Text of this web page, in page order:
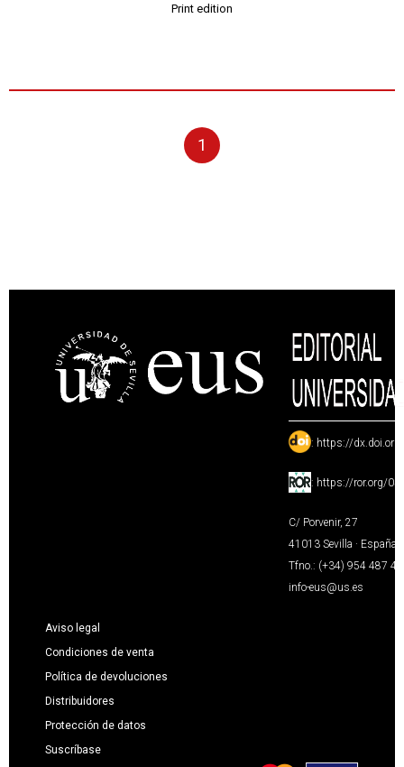
Print edition
1
: https://
: https://ror.org/
C/ Porvenir, 27
41013 Sevilla · España
Tfno.: (+34) 954 487
info-eus@us.es
Aviso legal
Condiciones de venta
Política de devoluciones
Distribuidores
Protección de datos
Suscríbase